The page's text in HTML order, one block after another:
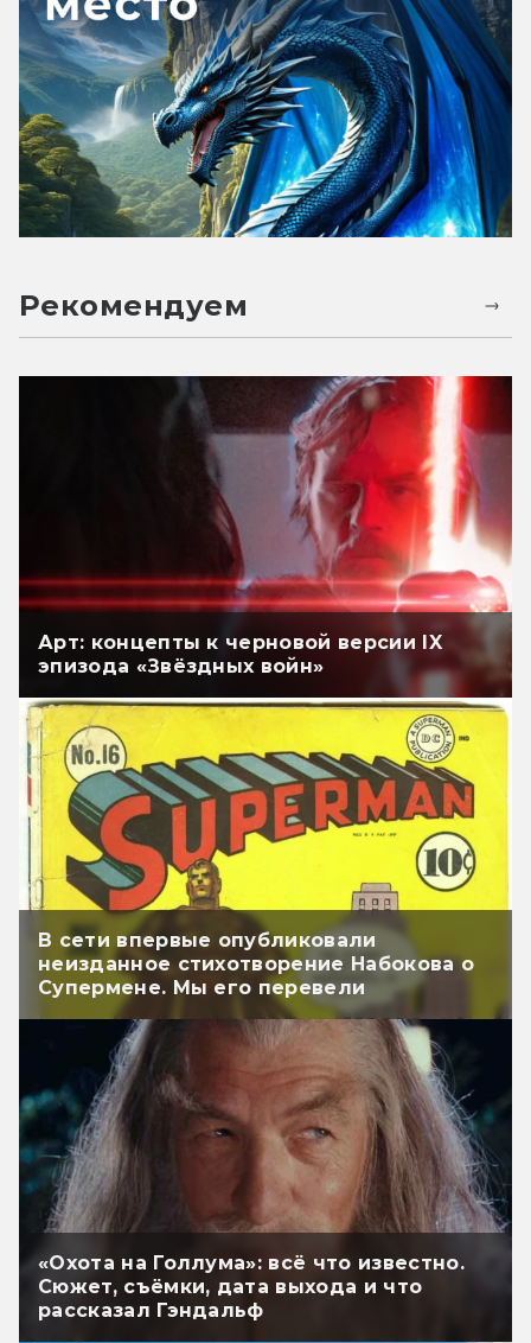
Рекомендуем
Арт: концепты к черновой версии IX
эпизода «Звёздных войн»
В сети впервые опубликовали
неизданное стихотворение Набокова о
Супермене. Мы его перевели
«Охота на Голлума»: всё что известно.
Сюжет, съёмки, дата выхода и что
рассказал Гэндальф